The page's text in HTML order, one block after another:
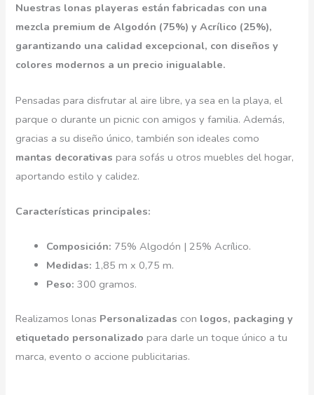
Nuestras lonas playeras están fabricadas con una
mezcla premium de Algodón (75%) y Acrílico (25%),
garantizando una calidad excepcional, con diseños y
colores modernos a un precio inigualable.
Pensadas para disfrutar al aire libre, ya sea en la playa, el
parque o durante un picnic con amigos y familia. Además,
gracias a su diseño único, también son ideales como
mantas decorativas para sofás u otros muebles del hogar,
aportando estilo y calidez.
Características principales:
Composición: 75% Algodón | 25% Acrílico.
Medidas: 1,85 m x 0,75 m.
Peso: 300 gramos.
Realizamos lonas Personalizadas con logos, packaging y
etiquetado personalizado para darle un toque único a tu
marca, evento o accione publicitarias.